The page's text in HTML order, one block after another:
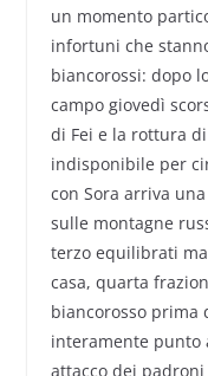
un momento
infortuni che
biancorossi: dopo
campo giovedì
di Fei e la rottura
indisponibile per
con Sora arriva
sulle montagne
terzo equilibrati
casa, quarta
biancorosso prima
interamente punto
attacco dei